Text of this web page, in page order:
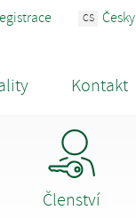
CS Česky
Kontakt
Členství